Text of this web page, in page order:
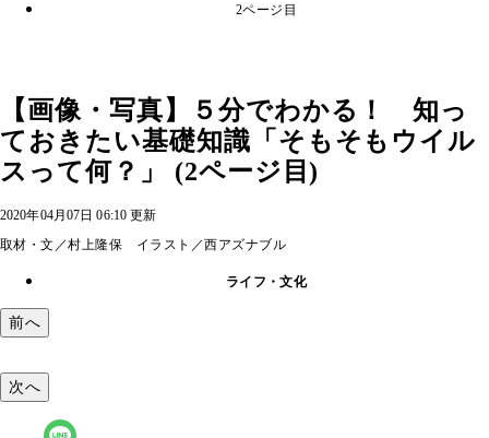
2ページ目
【画像・写真】５分でわかる！ 知っ
ておきたい基礎知識「そもそもウイル
スって何？」 (2ページ目)
2020年04月07日 06:10 更新
取材・文／村上隆保 イラスト／西アズナブル
ライフ・文化
前へ
次へ